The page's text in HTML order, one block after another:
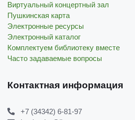
Виртуальный концертный зал
Пушкинская карта
Электронные ресурсы
Электронный каталог
Комплектуем библиотеку вместе
Часто задаваемые вопросы
Контактная информация
+7 (34342) 6-81-97